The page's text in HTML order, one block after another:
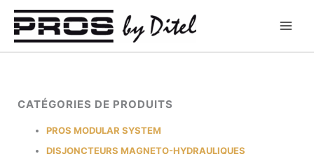
Aller
contenu
CATÉGORIES DE PRODUITS
PROS MODULAR SYSTEM
DISJONCTEURS MAGNETO-HYDRAULIQUES